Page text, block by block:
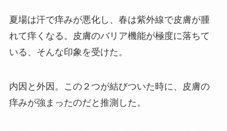
夏場は汗で痒みが悪化し、春は紫外線で皮膚が腫
れて痒くなる。皮膚のバリア機能が極度に落ちて
いる、そんな印象を受けた。
内因と外因。この２つが結びついた時に、皮膚の
痒みが強まったのだと推測した。